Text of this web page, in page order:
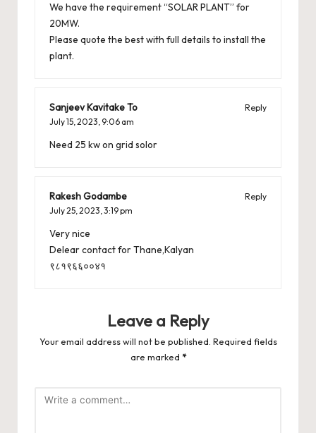
We have the requirement “SOLAR PLANT” for
20MW.
Please quote the best with full details to install the
plant.
Sanjeev Kavitake To
Reply
July 15, 2023, 9:06 am
Need 25 kw on grid solor
Rakesh Godambe
Reply
July 25, 2023,3:19 pm
Very nice
Delear contact for Thane,Kalyan
९८१९६६००४१
Leave a Reply
Your email address will not be published. Required fields
are marked *